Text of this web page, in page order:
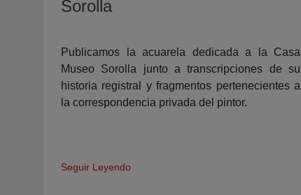
Sorolla
Publicamos la acuarela dedicada a la Casa
Museo Sorolla junto a transcripciones de su
historia registral y fragmentos pertenecientes a
la correspondencia privada del pintor.
Seguir Leyendo